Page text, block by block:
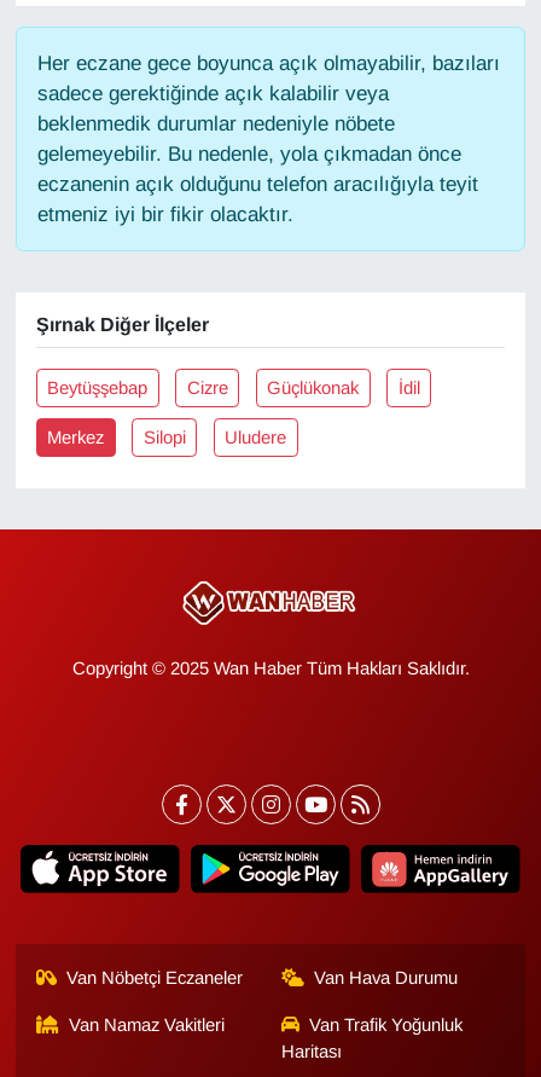
Her eczane gece boyunca açık olmayabilir, bazıları
sadece gerektiğinde açık kalabilir veya
beklenmedik durumlar nedeniyle nöbete
gelemeyebilir. Bu nedenle, yola çıkmadan önce
eczanenin açık olduğunu telefon aracılığıyla teyit
etmeniz iyi bir fikir olacaktır.
Şırnak Diğer İlçeler
Beytüşşebap Cizre Güçlükonak İdil
Merkez Silopi Uludere
Copyright © 2025 Wan Haber Tüm Hakları Saklıdır.
Van Nöbetçi Eczaneler Van Hava Durumu
Van Namaz Vakitleri
Van Trafik Yoğunluk
Haritası
Haber
HABERDE İNSAN
Kim Kimdir?
MEDYA
POLİTİKA
Resmi İlanlar
SAĞLIK
Seri İlan